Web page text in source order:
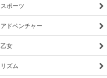
スポーツ
アドベンチャー
乙女
リズム